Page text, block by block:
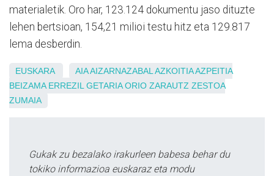
materialetik. Oro har, 123.124 dokumentu jaso dituzte
lehen bertsioan, 154,21 milioi testu hitz eta 129.817
lema desberdin.
EUSKARA AIAAIZARNAZABAL AZKOITIAAZPEITIA
BEIZAMA ERREZIL GETARIA ORIO ZARAUTZ ZESTOA
ZUMAIA
Gukak zu bezalako irakurleen babesa behar du
tokiko informazioa euskaraz eta modu